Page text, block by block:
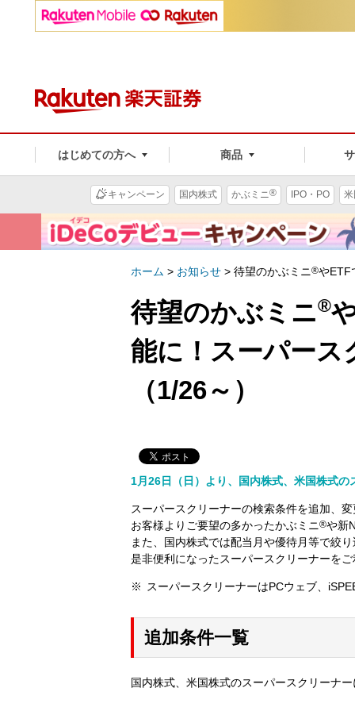
はじめての方へ 商品
キャンペーン 国内株式 かぶミニ® IPO・PO
ホーム > お知らせ > 待望のかぶミニ®やETF
待望のかぶミニ®
能に！スーパース
（1/26～）
1月26日（日）より、国内株式、米国株式
スーパースクリーナーの検索条件を追加、
お客様よりご要望の多かったかぶミニ®や新
また、国内株式では配当月や優待月等で絞
是非便利になったスーパースクリーナーを
スーパースクリーナーはPCウェブ、
追加条件一覧
国内株式、米国株式のスーパースクリーナ